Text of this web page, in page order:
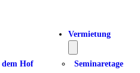
Hof
Vermietung
Seminaretage